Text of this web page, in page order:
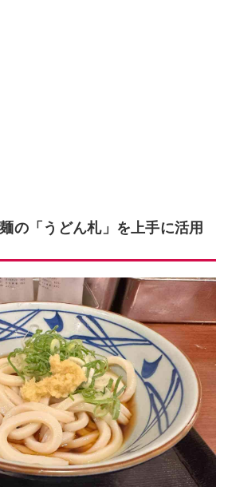
の「うどん札」を上手に活用